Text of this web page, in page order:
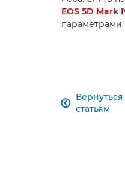
EOS 5D Mark
статьям
